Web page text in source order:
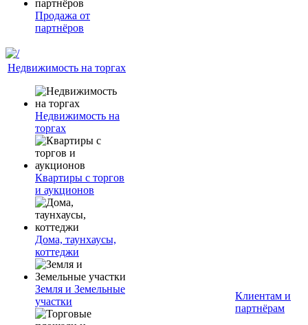
Продажа от
партнёров
Недвижимость на торгах
Недвижимость на
торгах
Квартиры с торгов
и аукционов
Дома, таунхаусы,
коттеджи
Земля и Земельные
участки
Клиентам и
партнёрам